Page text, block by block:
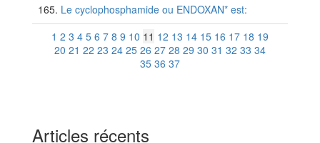
Le cyclophosphamide ou ENDOXAN* est:
1 2 3 4 5 6 7 8 9 10 11 12 13 14 15 16 17 18 19
20 21 22 23 24 25 26 27 28 29 30 31 32 33 34
35 36 37
Articles récents